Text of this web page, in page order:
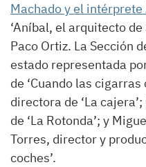
Machado y el
‘Aníbal, el arquitecto
Paco Ortiz. La Sección
estado representada
de ‘Cuando las
directora de ‘La
de ‘La Rotonda’; y
Torres, director y
coches’.